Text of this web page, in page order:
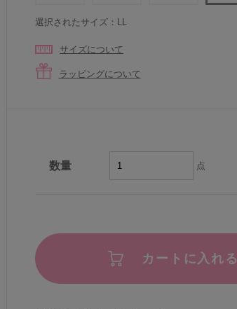
選択されたサイズ：LL
サイズについて
ラッピングについて
数量 点
カートに入れる